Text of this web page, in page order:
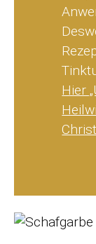
Hier